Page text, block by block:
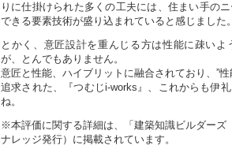
りに仕掛けられた多くの工夫には、住まい手の
できる要素技術が盛り込まれていると感じました
とかく、意匠設計を重んじる方は性能に疎い
が、とんでもありません。
意匠と性能、ハイブリットに融合されており、”
追求された、『つむじi-works』、これからも伊
ね。
※本評価に関する詳細は、「建築知識ビルダー
ナレッジ発行）に掲載されています。